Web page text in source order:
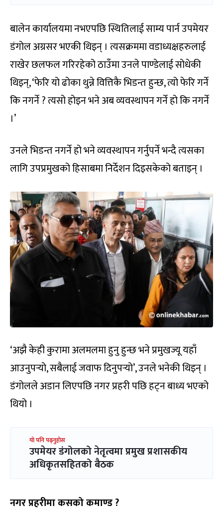
बालेन कार्यालयमा नभएपछि स्थितिलाई साम्य पार्न उपमेयर
डंगोल अग्रसर भएकी थिइन् । त्यसक्रममा वडाध्यक्षहरुलाई
राखेर छलफल गरिरहेको ठाउँमा उनले पाण्डेलाई सोधेकी
थिइन्, ‘फेरि यो ढोका थुन्ने वित्तिकै भिडन्त हुन्छ, त्यो फेरि गर्ने
कि नगर्ने ? त्यसो होइन भने अब व्यवस्थापन गर्ने हो कि नगर्ने
।’
उनले भिडन्त नगर्ने हो भने व्यवस्थापन गर्नुपर्ने भन्दै त्यसका
लागि उपप्रमुखको हिसाबमा निर्देशन दिइसकेको बताइन् ।
‘अझै केही कुरामा अलमलमा हुनु हुन्छ भने प्रमुखज्यू यहाँ
आउनुपर्‍यो, सबैलाई जवाफ दिनुपर्‍यो’, उनले भनेकी थिइन् ।
डंगोलले अडान लिएपछि नगर प्रहरी पछि हट्न बाध्य भएको
थियो ।
यो पनि पढ्नुहोस
उपमेयर डंगोलको नेतृत्वमा प्रमुख प्रशासकीय
अधिकृतसहितको बैठक
नगर प्रहरीमा कसको कमाण्ड ?